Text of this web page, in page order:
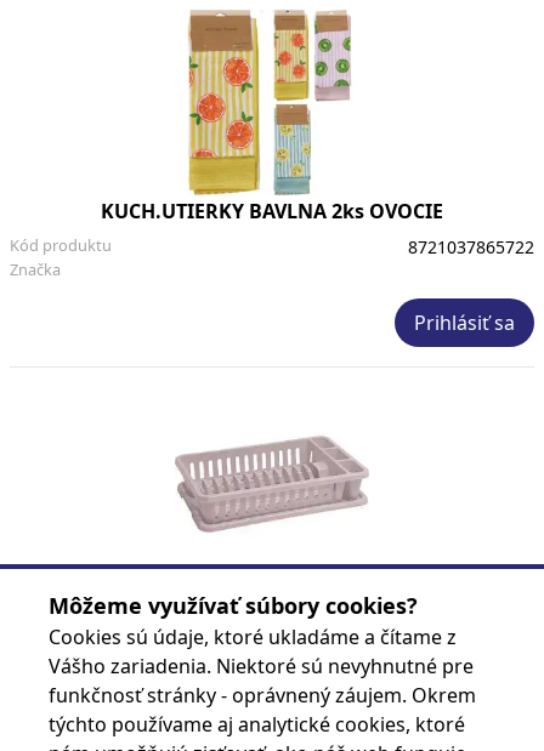
KUCH.UTIERKY BAVLNA 2ks OVOCIE
Značka
Kód produktu 8721037865722
Prihlásiť sa
ODKVAPKAVAC NA RIAD 26x42cm -BEZOVA
Kód produktu 5901110005242
Prihlásiť sa
Môžeme využívať súbory cookies?
Cookies sú údaje, ktoré ukladáme a čítame z
Vášho zariadenia. Niektoré sú nevyhnutné pre
funkčnosť stránky - oprávnený záujem. Okrem
týchto používame aj analytické cookies, ktoré